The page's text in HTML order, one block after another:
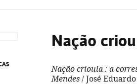
Nação
Nação crioula : a
Mendes / José